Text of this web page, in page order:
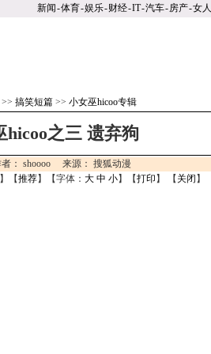
新闻-体育-娱乐-财经-IT-汽车-房产-女人
>> 搞笑短篇 >> 小女巫hicoo专辑
hicoo之三 遗弃狗
： shoooo 来源： 搜狐动漫
】【推荐】【字体： 大 中 小】【打印 】 【 关闭 】